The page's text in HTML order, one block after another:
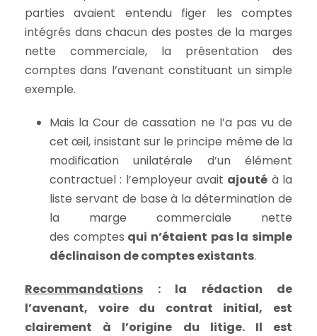
parties avaient entendu figer les comptes
intégrés dans chacun des postes de la marges
nette commerciale, la présentation des
comptes dans l’avenant constituant un simple
exemple.
Mais la Cour de cassation ne l’a pas vu de
cet œil, insistant sur le principe même de la
modification unilatérale d’un élément
contractuel : l’employeur avait ajouté à la
liste servant de base à la détermination de
la marge commerciale nette
des comptes qui n’étaient pas la simple
déclinaison de comptes existants.
Recommandations : la rédaction de
l’avenant, voire du contrat initial, est
clairement à l’origine du litige. Il est